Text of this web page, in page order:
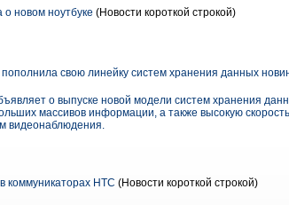
о новом ноутбуке (Новости короткой строкой)
свою линейку систем хранения данных
о выпуске новой модели систем хранения
массивов информации, а также высокую
видеонаблюдения.
коммуникаторах HTC (Новости короткой строкой)